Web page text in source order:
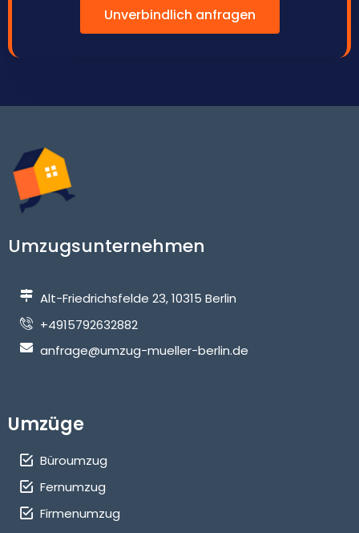
Unverbindlich anfragen
Umzugsunternehmen
Alt-Friedrichsfelde 23, 10315 Berlin
+4915792632882
anfrage@umzug-mueller-berlin.de
Umzüge
Büroumzug
Fernumzug
Firmenumzug